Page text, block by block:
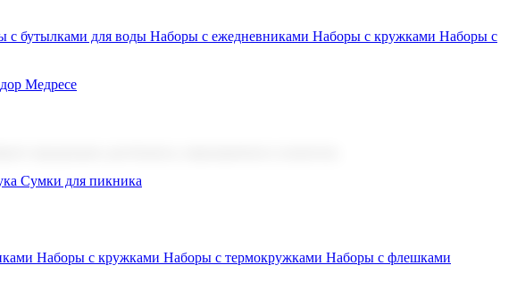
с бутылками для воды Наборы с ежедневниками Наборы с кружками Наборы с
Медресе
Сумки для пикника
продукцию для бизнеса, мероприятия и клиентов.
Наборы с кружками Наборы с термокружками Наборы с флешками